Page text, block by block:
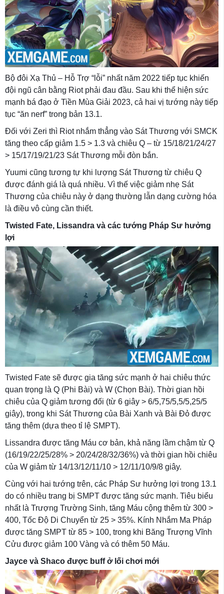
Bộ đôi Xạ Thủ – Hỗ Trợ “lỗi” nhất năm 2022 tiếp tục khiến
đội ngũ cân bằng Riot phải đau đầu. Sau khi thể hiện sức
mạnh bá đạo ở Tiền Mùa Giải 2023, cả hai vị tướng này tiếp
tục “ăn nerf” trong bản 13.1.
Đối với Zeri thì Riot nhắm thẳng vào Sát Thương với SMCK
tăng theo cấp giảm 1.5 > 1.3 và chiêu Q – từ 15/18/21/24/27
> 15/17/19/21/23 Sát Thương mỗi đòn bắn.
Yuumi cũng tương tự khi lượng Sát Thương từ chiêu Q
được đánh giá là quá nhiều. Vì thế việc giảm nhẹ Sát
Thương của chiêu này ở dạng thường lẫn dạng cường hóa
là điều vô cùng cần thiết.
Twisted Fate, Lissandra và các tướng Pháp Sư hưởng
lợi
Twisted Fate sẽ được gia tăng sức mạnh ở hai chiêu thức
quan trọng là Q (Phi Bài) và W (Chọn Bài). Thời gian hồi
chiêu của Q giảm tương đối (từ 6 giây > 6/5,75/5,5/5,25/5
giây), trong khi Sát Thương của Bài Xanh và Bài Đỏ được
tăng thêm (dựa theo tỉ lệ SMPT).
Lissandra được tăng Máu cơ bản, khả năng lầm chậm từ Q
(16/19/22/25/28% > 20/24/28/32/36%) và thời gian hồi chiêu
của W giảm từ 14/13/12/11/10 > 12/11/10/9/8 giây.
Cùng với hai tướng trên, các Pháp Sư hưởng lợi trong 13.1
do có nhiều trang bị SMPT được tăng sức mạnh. Tiêu biểu
nhất là Trượng Trường Sinh, tăng Máu cộng thêm từ 300 >
400, Tốc Độ Di Chuyển từ 25 > 35%. Kính Nhắm Ma Pháp
được tăng SMPT từ 85 > 100, trong khi Băng Trượng Vĩnh
Cửu được giảm 100 Vàng và có thêm 50 Máu.
Jayce và Shaco được buff ở lối chơi mới